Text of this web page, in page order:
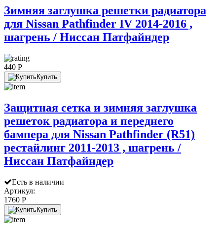
Зимняя заглушка решетки радиатора
для Nissan Pathfinder IV 2014-2016 ,
шагрень / Ниссан Патфайндер
440 P
Купить
Защитная сетка и зимняя заглушка
решеток радиатора и переднего
бампера для Nissan Pathfinder (R51)
рестайлинг 2011-2013 , шагрень /
Ниссан Патфайндер
Есть в наличии
Артикул:
1760 P
Купить